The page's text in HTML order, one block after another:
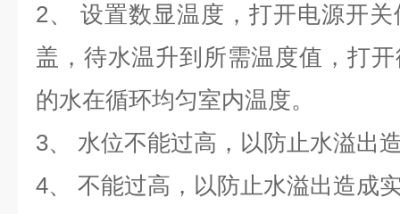
2、 设置数显温度，打开电源开
盖，待水温升到所需温度值，打
的水在循环均匀室内温度。
3、 水位不能过高，以防止水溢出
4、 不能过高，以防止水溢出造成